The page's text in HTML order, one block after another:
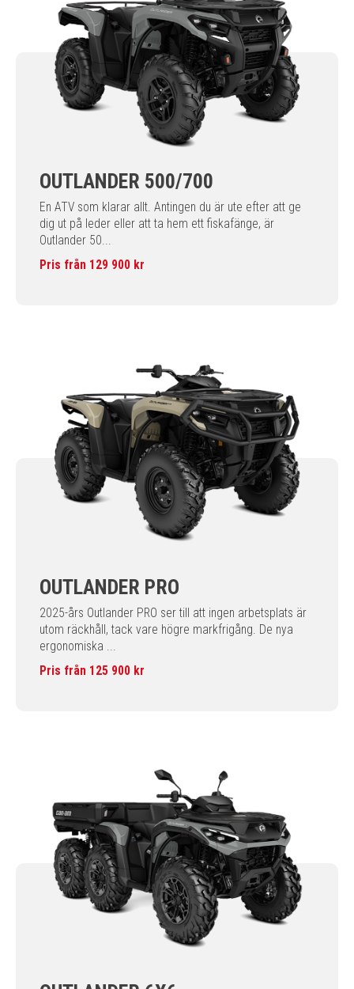
OUTLANDER 500/700
En ATV som klarar allt. Antingen du är ute efter att ge
dig ut på leder eller att ta hem ett fiskafänge, är
Outlander 50...
Pris från 129 900 kr
OUTLANDER PRO
2025-års Outlander PRO ser till att ingen arbetsplats är
utom räckhåll, tack vare högre markfrigång. De nya
ergonomiska ...
Pris från 125 900 kr